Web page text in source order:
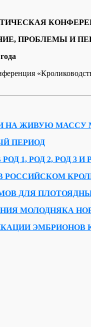
ПРОБЛЕМЫ И
НА ЖИВУЮ МАССУ
ПЕРИОД
РОД 2, РОД 3 И
РОССИЙСКОМ
ДЛЯ
МОЛОДНЯКА
ЭМБРИОНОВ